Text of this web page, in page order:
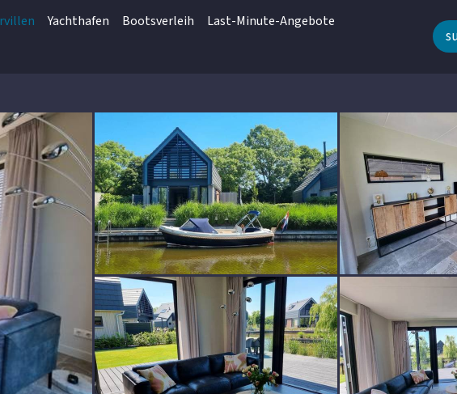
Yachthafen Bootsverleih
Last-Minute-Angebote